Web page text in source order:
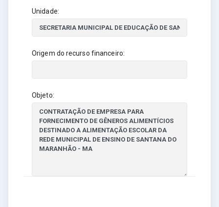
Unidade:
Origem do recurso financeiro:
Objeto: